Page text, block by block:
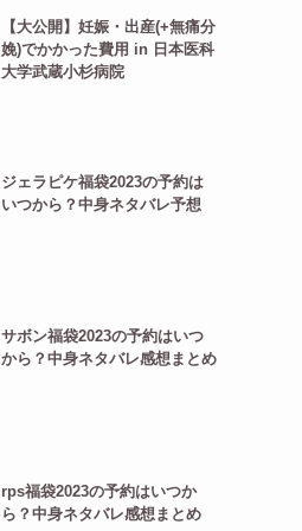
【大公開】妊娠・出産(+無痛分
娩)でかかった費用 in 日本医科
大学武蔵小杉病院
ジェラピケ福袋2023の予約は
いつから？中身ネタバレ予想
サボン福袋2023の予約はいつ
から？中身ネタバレ感想まとめ
rps福袋2023の予約はいつか
ら？中身ネタバレ感想まとめ